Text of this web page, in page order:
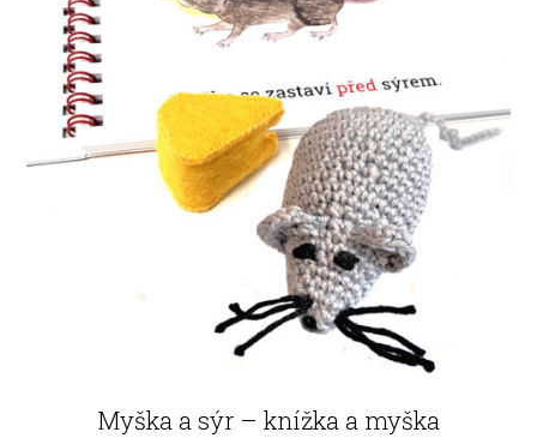
Myška a sýr – knížka a myška